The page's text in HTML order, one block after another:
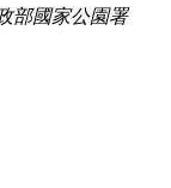
部國家公園署